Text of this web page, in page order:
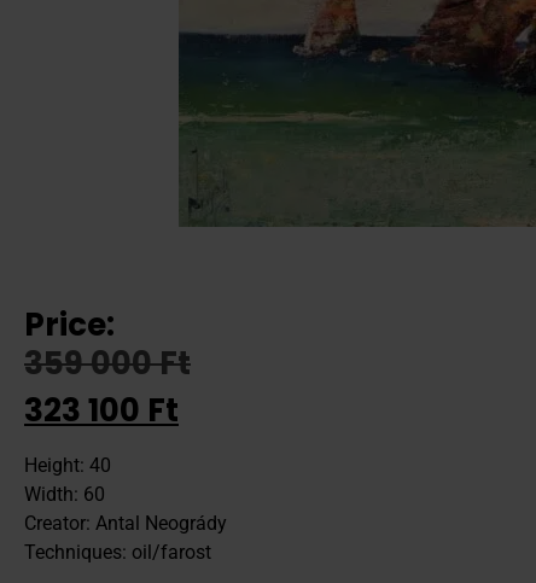
Price:
359 000Ft
323 100 Ft
Height: 40
Width: 60
Creator: Antal Neogrády
Techniques: oil/farost